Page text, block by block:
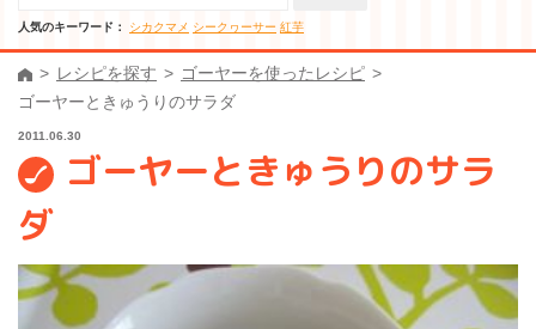
人気のキーワード： シカクマメ シークヮーサー 紅芋
レシピを探す
ゴーヤーを使ったレシピ
ゴーヤーときゅうりのサラダ
2011.06.30
ゴーヤーときゅうりのサラ
ダ